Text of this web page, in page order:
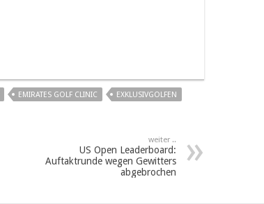
EMIRATES GOLF CLINIC
EXKLUSIVGOLFEN
weiter ..
US Open Leaderboard:
Auftaktrunde wegen Gewitters
abgebrochen